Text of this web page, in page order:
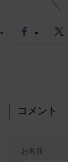
コメント
お名前